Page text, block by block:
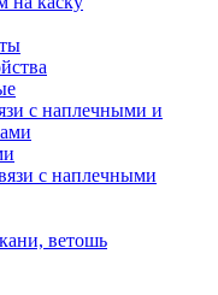
с наплечными и
с наплечными
ветошь